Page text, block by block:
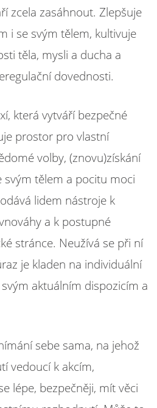
zcela zasáhnout. Zlepšuje
i se svým tělem, kultivuje
těla, mysli a ducha a
dovednosti.
která vytváří bezpečné
prostor pro vlastní
volby, (znovu)získání
svým tělem a pocitu moci
lidem nástroje k
a k postupné
stránce. Neužívá se při ní
je kladen na individuální
aktuálním dispozicím a
sebe sama, na jehož
vedoucí k akcím,
lépe, bezpečněji, mít věci